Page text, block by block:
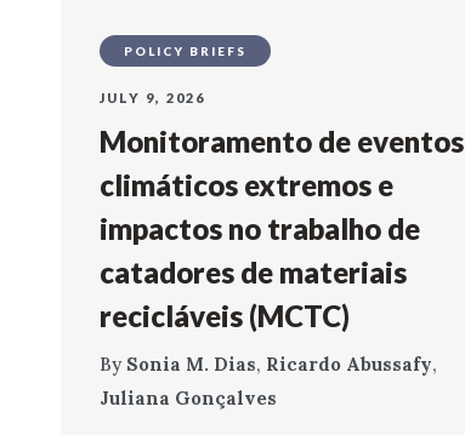
POLICY BRIEFS
JULY 9, 2026
Monitoramento de eventos
climáticos extremos e
impactos no trabalho de
catadores de materiais
recicláveis (MCTC)
By Sonia M. Dias, Ricardo Abussafy,
Juliana Gonçalves